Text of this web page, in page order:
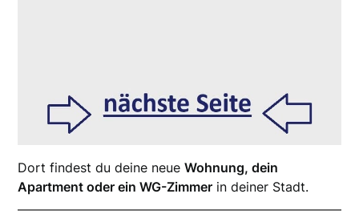
Dort findest du deine neueWohnung, dein
Apartment oder ein WG-Zimmer in deiner Stadt.